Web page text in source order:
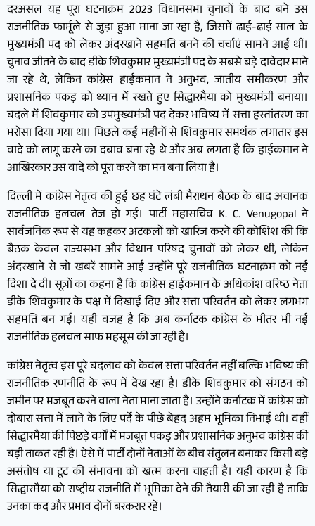
दरअसल यह पूरा घटनाक्रम 2023 विधानसभा चुनावों के बाद बने उस
राजनीतिक फार्मूले से जुड़ा हुआ माना जा रहा है, जिसमें ढाई-ढाई साल के
मुख्यमंत्री पद को लेकर अंदरखाने सहमति बनने की चर्चाएं सामने आई थीं।
चुनाव जीतने के बाद डीके शिवकुमार मुख्यमंत्री पद के सबसे बड़े दावेदार माने
जा रहे थे, लेकिन कांग्रेस हाईकमान ने अनुभव, जातीय समीकरण और
प्रशासनिक पकड़ को ध्यान में रखते हुए सिद्धारमैया को मुख्यमंत्री बनाया।
बदले में शिवकुमार को उपमुख्यमंत्री पद देकर भविष्य में सत्ता हस्तांतरण का
भरोसा दिया गया था। पिछले कई महीनों से शिवकुमार समर्थक लगातार इस
वादे को लागू करने का दबाव बना रहे थे और अब लगता है कि हाईकमान ने
आखिरकार उस वादे को पूरा करने का मन बना लिया है।
दिल्ली में कांग्रेस नेतृत्व की हुई छह घंटे लंबी मैराथन बैठक के बाद अचानक
राजनीतिक हलचल तेज हो गई। पार्टी महासचिव K. C. Venugopal ने
सार्वजनिक रूप से यह कहकर अटकलों को खारिज करने की कोशिश की कि
बैठक केवल राज्यसभा और विधान परिषद चुनावों को लेकर थी, लेकिन
अंदरखाने से जो खबरें सामने आईं उन्होंने पूरे राजनीतिक घटनाक्रम को नई
दिशा दे दी। सूत्रों का कहना है कि कांग्रेस हाईकमान के अधिकांश वरिष्ठ नेता
डीके शिवकुमार के पक्ष में दिखाई दिए और सत्ता परिवर्तन को लेकर लगभग
सहमति बन गई। यही वजह है कि अब कर्नाटक कांग्रेस के भीतर भी नई
राजनीतिक हलचल साफ महसूस की जा रही है।
कांग्रेस नेतृत्व इस पूरे बदलाव को केवल सत्ता परिवर्तन नहीं बल्कि भविष्य की
राजनीतिक रणनीति के रूप में देख रहा है। डीके शिवकुमार को संगठन को
जमीन पर मजबूत करने वाला नेता माना जाता है। उन्होंने कर्नाटक में कांग्रेस को
दोबारा सत्ता में लाने के लिए पर्दे के पीछे बेहद अहम भूमिका निभाई थी। वहीं
सिद्धारमैया की पिछड़े वर्गों में मजबूत पकड़ और प्रशासनिक अनुभव कांग्रेस की
बड़ी ताकत रही है। ऐसे में पार्टी दोनों नेताओं के बीच संतुलन बनाकर किसी बड़े
असंतोष या टूट की संभावना को खत्म करना चाहती है। यही कारण है कि
सिद्धारमैया को राष्ट्रीय राजनीति में भूमिका देने की तैयारी की जा रही है ताकि
उनका कद और प्रभाव दोनों बरकरार रहें।